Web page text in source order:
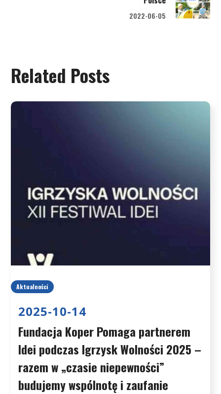
2022-06-05
Related Posts
Aktualności
2025-10-14
Fundacja Koper Pomaga partnerem
Idei podczas Igrzysk Wolności 2025 –
razem w „czasie niepewności”
budujemy wspólnotę i zaufanie